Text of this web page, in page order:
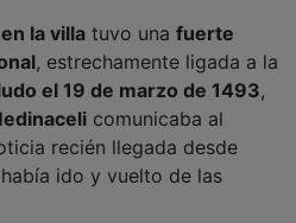
, estrechamente ligada a la
el 19 de marzo de 1493 ,
comunicaba al
recién llegada desde
ido y vuelto de las